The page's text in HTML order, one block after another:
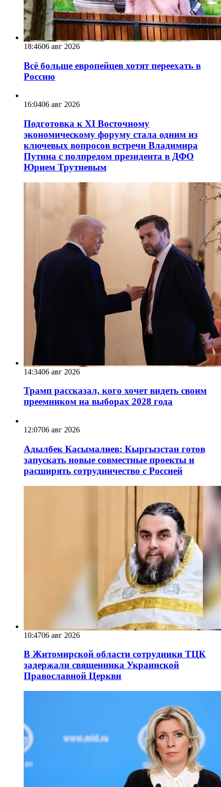
18:4606 авг 2026
Всё больше европейцев хотят переехать в
Россию
16:0406 авг 2026
Подготовка к XI Восточному
экономическому форуму стала одним из
ключевых вопросов встречи Владимира
Путина с полпредом президента в ДФО
Юрием Трутневым
14:3406 авг 2026
Трамп рассказал, кого хочет видеть своим
преемником на выборах 2028 года
12:0706 авг 2026
Адылбек Касымалиев: Кыргызстан готов
запускать новые совместные проекты и
расширять сотрудничество с Россией
10:4706 авг 2026
В Житомирской области сотрудники ТЦК
задержали священника Украинской
Православной Церкви